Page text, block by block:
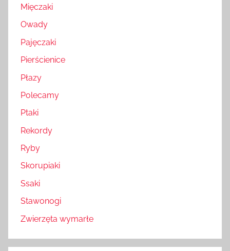
Mięczaki
Owady
Pajęczaki
Pierścienice
Płazy
Polecamy
Ptaki
Rekordy
Ryby
Skorupiaki
Ssaki
Stawonogi
Zwierzęta wymarłe